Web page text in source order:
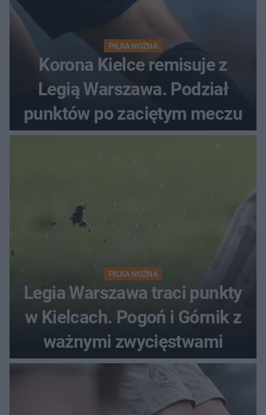
PIŁKA NOŻNA
Korona Kielce remisuje z
Legią Warszawa. Podział
punktów po zaciętym meczu
PIŁKA NOŻNA
Legia Warszawa traci punkty
w Kielcach. Pogoń i Górnik z
ważnymi zwycięstwami